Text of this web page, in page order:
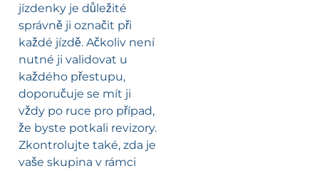
jízdenky je důležité
správně ji označit při
každé jízdě. Ačkoliv není
nutné ji validovat u
každého přestupu,
doporučuje se mít ji
vždy po ruce pro případ,
že byste potkali revizory.
Zkontrolujte také, zda je
vaše skupina v rámci